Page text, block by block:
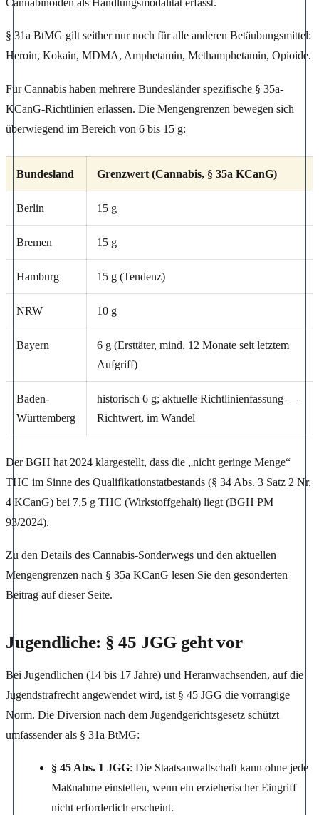
§ 31a BtMG gilt seither nur noch für alle anderen Betäubungsmittel:
Heroin, Kokain, MDMA, Amphetamin, Methamphetamin, Opioide.
Für Cannabis haben mehrere Bundesländer spezifische § 35a-
KCanG-Richtlinien erlassen. Die Mengengrenzen bewegen sich
überwiegend im Bereich von 6 bis 15 g:
Bundesland Grenzwert (Cannabis, § 35a KCanG)
Berlin 15 g
Bremen 15 g
Hamburg 15 g (Tendenz)
NRW 10 g
Bayern
6 g (Ersttäter, mind. 12 Monate seit letztem
Aufgriff)
Baden-
Württemberg
historisch 6 g; aktuelle Richtlinienfassung —
Richtwert, im Wandel
Der BGH hat 2024 klargestellt, dass die „nicht geringe Menge“
THC im Sinne des Qualifikationstatbestands (§ 34 Abs. 3 Satz 2 Nr.
4 KCanG) bei 7,5 g THC (Wirkstoffgehalt) liegt (BGH PM
93/2024).
Zu den Details des Cannabis-Sonderwegs und den aktuellen
Mengengrenzen nach § 35a KCanG lesen Sie den gesonderten
Beitrag auf dieser Seite.
Jugendliche: § 45 JGG geht vor
Bei Jugendlichen (14 bis 17 Jahre) und Heranwachsenden, auf die
Jugendstrafrecht angewendet wird, ist § 45 JGG die vorrangige
Norm. Die Diversion nach dem Jugendgerichtsgesetz schützt
umfassender als § 31a BtMG:
§ 45 Abs. 1 JGG: Die Staatsanwaltschaft kann ohne jede
Maßnahme einstellen, wenn ein erzieherischer Eingriff
nicht erforderlich erscheint.